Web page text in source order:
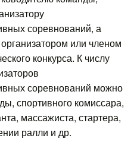
соревнований, а
или членом
конкурса. К числу
соревнований можно
спортивного комиссара,
массажиста, стартера,
ралли и др.